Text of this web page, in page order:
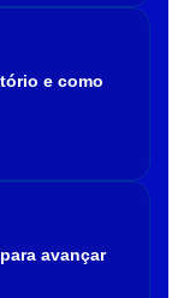
e como
avançar